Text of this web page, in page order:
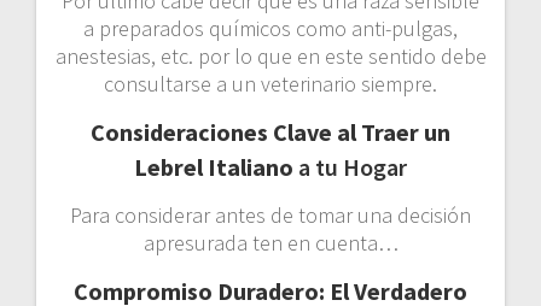
a preparados químicos como anti-pulgas,
anestesias, etc. por lo que en este sentido debe
consultarse a un veterinario siempre.
Consideraciones Clave al Traer un
Lebrel Italiano a tu Hogar
Para considerar antes de tomar una decisión
apresurada ten en cuenta…
Compromiso Duradero: El Verdadero